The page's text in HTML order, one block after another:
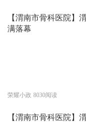
【渭南市骨科医院】
满落幕
荣耀小政 8030阅读
【渭南市骨科医院】